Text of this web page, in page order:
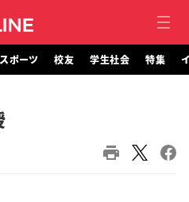
スポーツ 校友 学生社会 特集